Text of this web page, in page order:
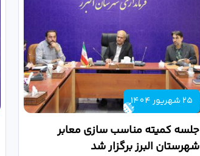
25 شهریور 1404
جلسه کمیته مناسب سازی معابر
شهرستان البرز برگزار شد